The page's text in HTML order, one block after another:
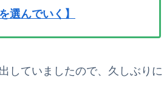
選んでいく】
していましたので、久しぶりに